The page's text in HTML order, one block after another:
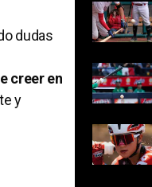
dudas
creer en
y